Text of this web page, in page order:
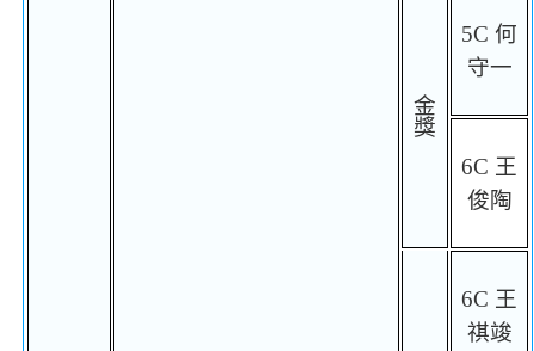
金
獎
5C 何
守一
6C 王
俊陶
6C 王
祺竣